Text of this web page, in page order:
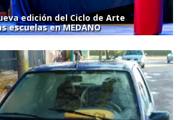
edición del Ciclo de Arte
escuelas en MEDANO